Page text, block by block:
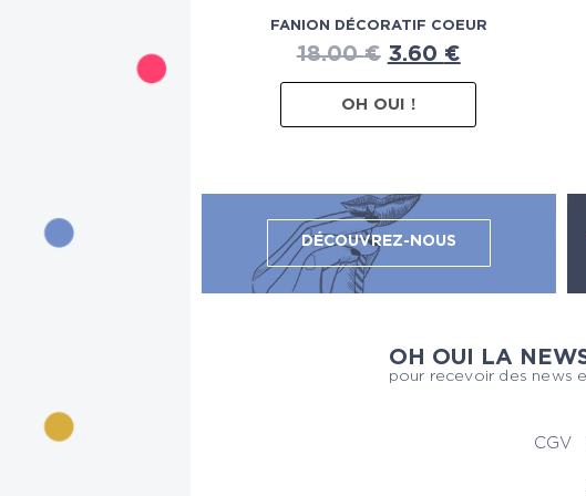
FANION DÉCORATIF COEUR
18.00€ 3.60 €
OH OUI !
DÉCOUVREZ-NOUS
OH OUI LA
pour recevoir des news
CGV